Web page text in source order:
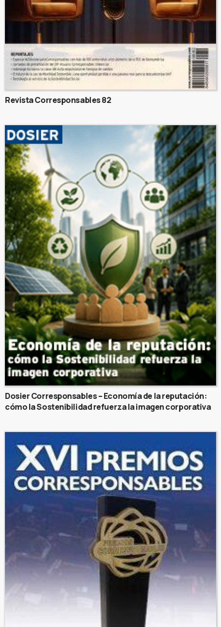
Revista Corresponsables 82
Dosier Corresponsables – Economía de la reputación:
cómo la Sostenibilidad refuerza la imagen corporativa